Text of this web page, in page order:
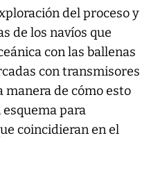
del proceso y
de los navíos que
con las ballenas
con transmisores
manera de cómo esto
para
coincidieran en el